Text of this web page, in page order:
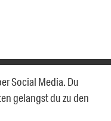
Social Media. Du
gelangst du zu den